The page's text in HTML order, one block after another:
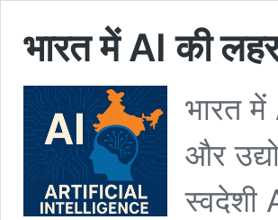
भारत में AI की
भारत
और
स्वदेशी